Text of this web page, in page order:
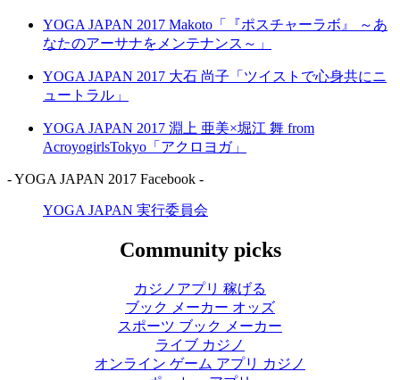
YOGA JAPAN 2017 Makoto「『ポスチャーラボ』 ～あ
なたのアーサナをメンテナンス～」
YOGA JAPAN 2017 大石 尚子「ツイストで心身共にニ
ュートラル」
YOGA JAPAN 2017 淵上 亜美×堀江 舞 from
AcroyogirlsTokyo「アクロヨガ」
- YOGA JAPAN 2017 Facebook -
YOGA JAPAN 実行委員会
Community picks
カジノアプリ 稼げる
ブック メーカー オッズ
スポーツ ブック メーカー
ライブ カジノ
オンライン ゲーム アプリ カジノ